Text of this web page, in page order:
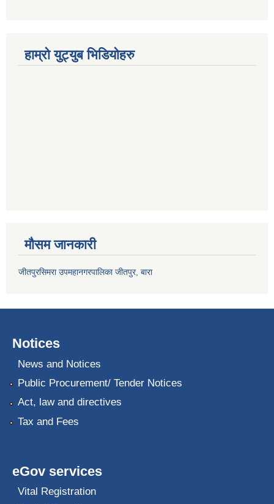
हाम्रो युट्युब भिडियोहरु
मौसम जानकारी
जीतपुरसिमरा उपमहानगरपालिका जीतपुर, बारा
Notices
News and Notices
Public Procurement/ Tender Notices
Act, law and directives
Tax and Fees
eGov services
Vital Registration